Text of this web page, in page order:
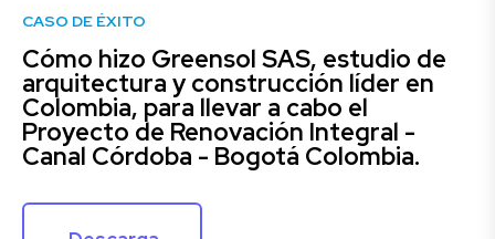
CASO DE ÉXITO
Cómo hizo Greensol SAS, estudio de
arquitectura y construcción líder en
Colombia, para llevar a cabo el
Proyecto de Renovación Integral -
Canal Córdoba - Bogotá Colombia.